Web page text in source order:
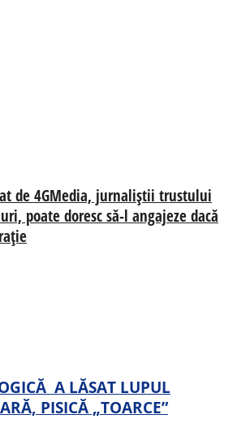
de 4GMedia, jurnaliștii trustului
poate doresc să-l angajeze dacă
A LĂSAT LUPUL
PISICĂ „TOARCE”